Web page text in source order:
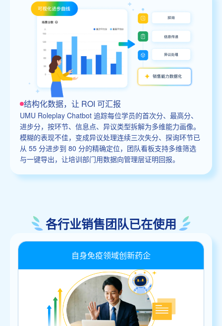
结构化数据，让 ROI 可汇报
UMU Roleplay Chatbot 追踪每位学员的首次分、最高分、
进步分，按环节、信息点、异议类型拆解为多维能力画像。
模糊的表现不佳，变成异议处理连续三次失分、探询环节已
从 55 分进步到 80 分的精确定位，团队看板支持多维筛选
与一键导出，让培训部门用数据向管理层证明回报。
各行业销售团队已在使用
自身免疫领域创新药企